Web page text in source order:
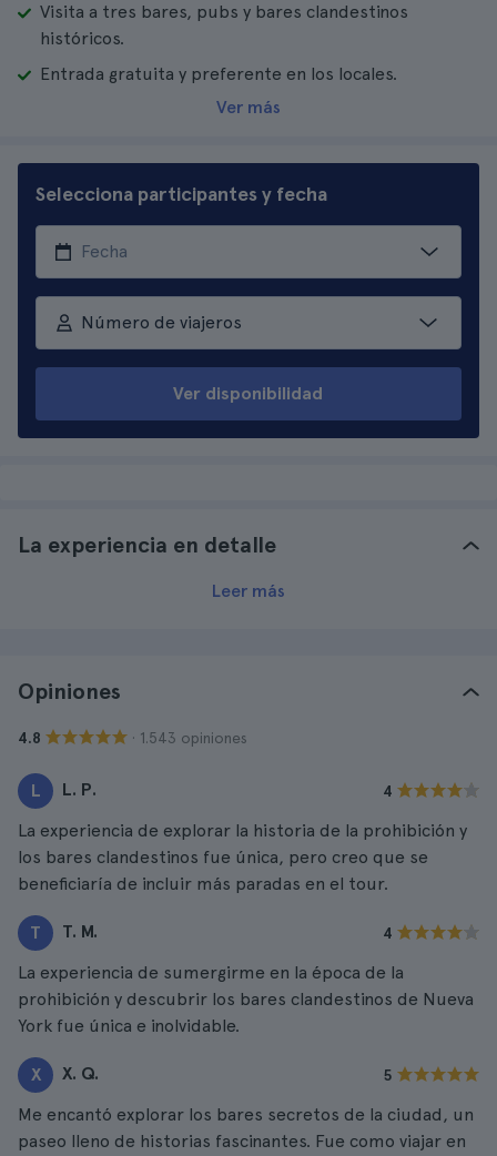
Visita a tres bares, pubs y bares clandestinos
históricos.
Entrada gratuita y preferente en los locales.
Ver más
Selecciona participantes y fecha
Número de viajeros
Ver disponibilidad
La experiencia en detalle
Leer más
Opiniones
4.8 · 1.543 opiniones
L L. P. 4
La experiencia de explorar la historia de la prohibición y
los bares clandestinos fue única, pero creo que se
beneficiaría de incluir más paradas en el tour.
T T. M. 4
La experiencia de sumergirme en la época de la
prohibición y descubrir los bares clandestinos de Nueva
York fue única e inolvidable.
X X. Q. 5
Me encantó explorar los bares secretos de la ciudad, un
paseo lleno de historias fascinantes. Fue como viajar en